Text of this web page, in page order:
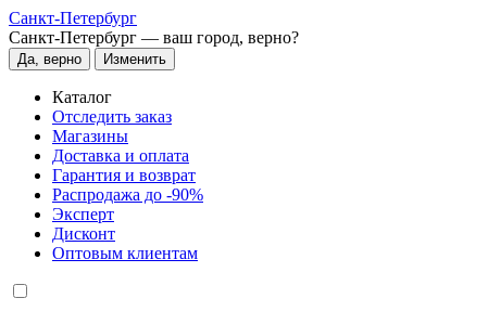
Санкт-Петербург
Санкт-Петербург — ваш город, верно?
Да, верно Изменить
Каталог
Отследить заказ
Магазины
Доставка и оплата
Гарантия и возврат
Распродажа до -90%
Эксперт
Дисконт
Оптовым клиентам